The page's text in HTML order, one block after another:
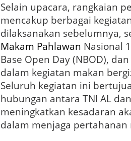
Selain upacara, rangkaian
mencakup berbagai
dilaksanakan sebelumnya,
Makam Pahlawan Nasional
Base Open Day (NBOD),
dalam kegiatan makan
Seluruh kegiatan ini
hubungan antara TNI AL dan
meningkatkan kesadaran
dalam menjaga